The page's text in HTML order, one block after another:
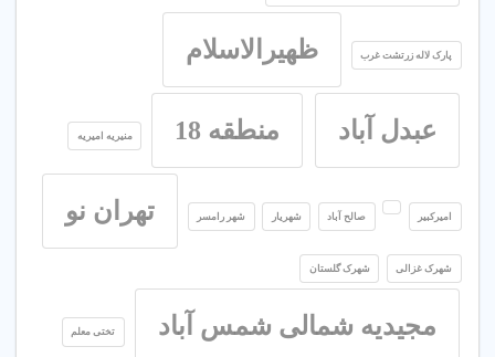
پارک لاله زرتشت غرب ظهیرالاسلام
عبدل آباد منطقه 18 منیریه امیریه
امیرکبیر صالح آباد شهریار شهر رامسر تهران نو
شهرک غزالی شهرک گلستان
مجیدیه شمالی شمس آباد تختی معلم